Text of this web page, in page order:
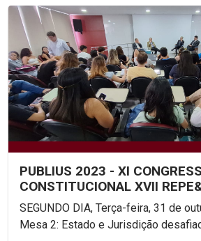
PUBLIUS 2023 - XI
CONSTITUCIONAL XVII REPE&C -
ENCONTRO DA REDE DE
SEGUNDO DIA, Terça-feira, 31 de
Mesa 2: Estado e Jurisdição